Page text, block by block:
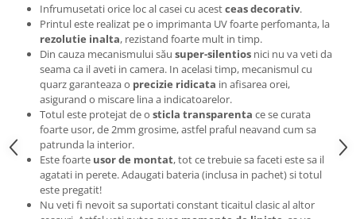
Tricouri cadou 20 ani
Tricouri cadou 30 ani
Tricouri cadou 40 ani
Tricouri cadou 50 ani
Tricouri cadou 60 ani
Tricouri motociclisti
Tricouri motociclisti
Tricouri enduro
Tricouri offroad
Tricouri biciclisti
Infrumusetati orice loc al casei cu acestceas decorativ.
Printul este realizat pe o imprimanta UV foarte perfomanta, la
rezolutie inalta, rezistand foarte mult in timp.
Din cauza mecanismului său super-silentios nici nu va veti da
seama ca il aveti in camera. In acelasi timp, mecanismul cu
quarz garanteaza o precizie ridicata in afisarea orei,
asigurand o miscare lina a indicatoarelor.
Totul este protejat de o sticla transparenta ce se curata
foarte usor, de 2mm grosime, astfel praful neavand cum sa
patrunda la interior.
Este foarte usor de montat, tot ce trebuie sa faceti este sa il
agatati in perete. Adaugati bateria (inclusa in pachet) si totul
este pregatit!
Nu veti fi nevoit sa suportati constant ticaitul clasic al altor